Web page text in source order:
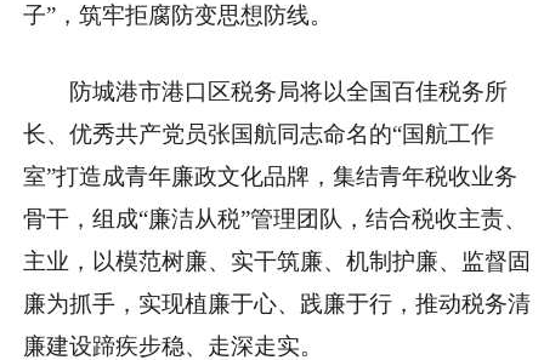
子”，筑牢拒腐防变思想防线。
防城港市港口区税务局将以全国百佳税务所
长、优秀共产党员张国航同志命名的“国航工作
室”打造成青年廉政文化品牌，集结青年税收业务
骨干，组成“廉洁从税”管理团队，结合税收主责、
主业，以模范树廉、实干筑廉、机制护廉、监督固
廉为抓手，实现植廉于心、践廉于行，推动税务清
廉建设蹄疾步稳、走深走实。